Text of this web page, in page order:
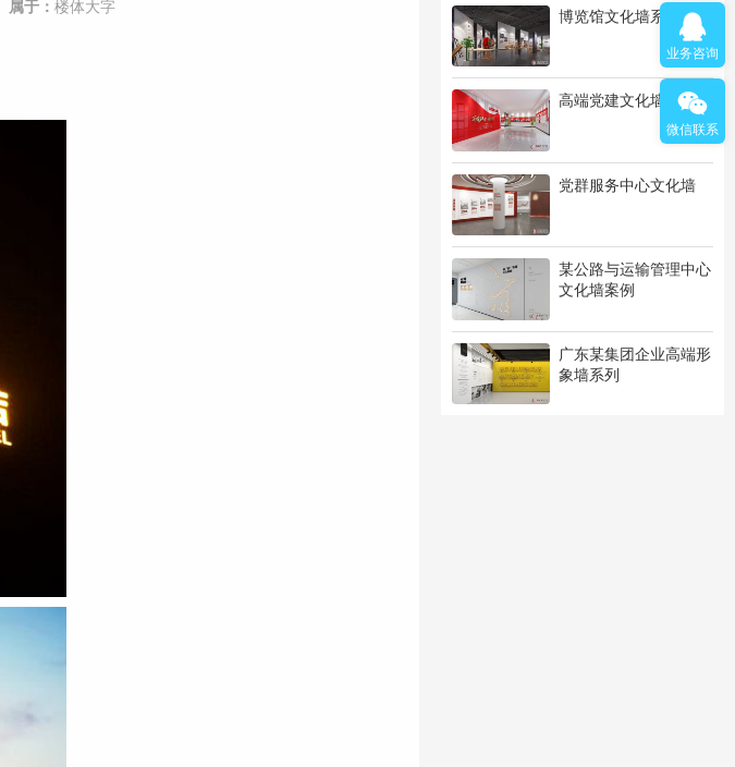
博览馆文化墙系列
高端党建文化墙系列
党群服务中心文化墙
某公路与运输管理中心
文化墙案例
广东某集团企业高端形
象墙系列
属于： 楼体大字
业务咨询
微信联系